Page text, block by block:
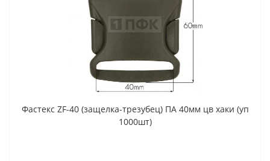
Фастекс ZF-40 (защелка-трезубец) ПА 40мм цв хаки (уп
1000шт)